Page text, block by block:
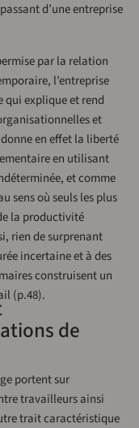
d’une entreprise
par la relation
l’entreprise
qui explique et rend
et
en effet la liberté
en utilisant
et comme
sens où seuls les plus
la productivité
rien de surprenant
incertaine et à des
construisent un
(p.48).
de
portent sur
travailleurs ainsi
trait caractéristique